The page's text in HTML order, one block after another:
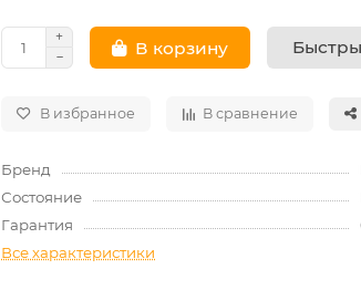
В корзину
В избранное В сравнение
Бренд
Состояние
Гарантия
Все характеристики